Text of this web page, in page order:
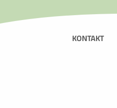
KONTAKT